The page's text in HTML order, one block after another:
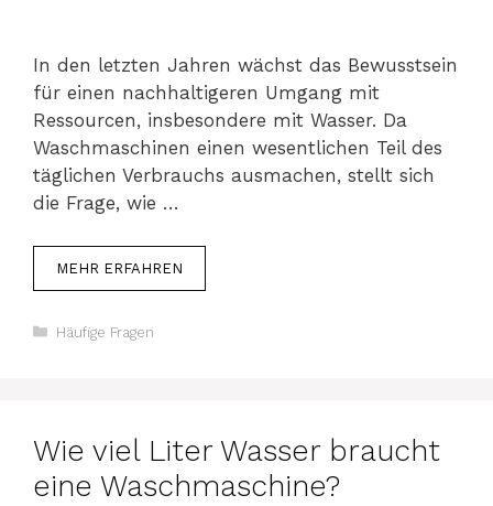
In den letzten Jahren wächst das Bewusstsein
für einen nachhaltigeren Umgang mit
Ressourcen, insbesondere mit Wasser. Da
Waschmaschinen einen wesentlichen Teil des
täglichen Verbrauchs ausmachen, stellt sich
die Frage, wie …
MEHR ERFAHREN
Kategorien
Häufige Fragen
Wie viel Liter Wasser braucht
eine Waschmaschine?